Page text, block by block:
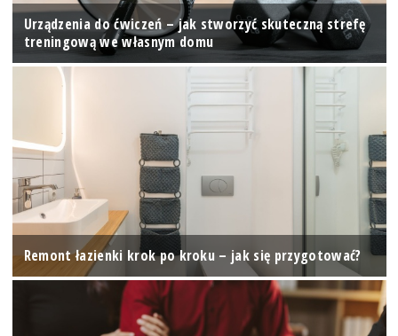
Urządzenia do ćwiczeń – jak stworzyć skuteczną strefę
treningową we własnym domu
Remont łazienki krok po kroku – jak się przygotować?